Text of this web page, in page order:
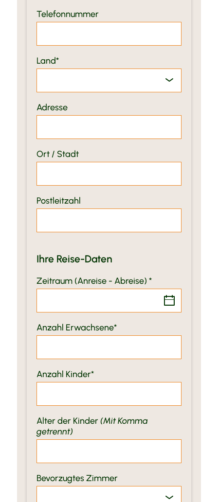
Telefonnummer
Land
Adresse
Ort / Stadt
Postleitzahl
Ihre Reise-Daten
Zeitraum (Anreise - Abreise)
Anzahl Erwachsene
Anzahl Kinder
Alter der Kinder (Mit Komma
getrennt)
Bevorzugtes Zimmer